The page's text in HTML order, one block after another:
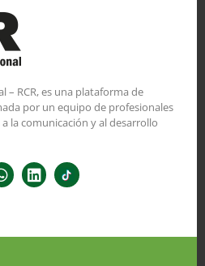
– RCR, es una plataforma de
por un equipo de profesionales
la comunicación y al desarrollo